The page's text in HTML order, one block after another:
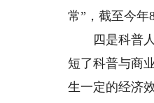
常”，截至今年
四是科普人
短了科普与商
生一定的经济